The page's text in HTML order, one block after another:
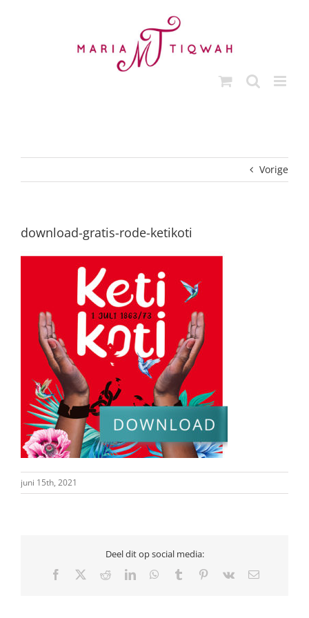
Vorige
download-gratis-rode-ketikoti
juni 15th, 2021
Deel dit op social media:
Facebook RedditLinkedInWhatsApp
Tumblr Pinterest
Vk
E-